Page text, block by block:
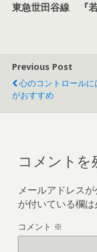
東急世田谷線 『
Previous Post
心のコントロールに
がおすすめ
コメントを
メールアドレスが
が付いている欄
コメント ※